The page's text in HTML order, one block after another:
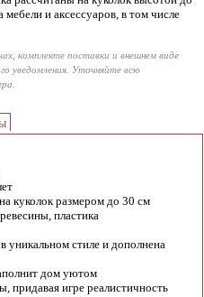
и аксессуаров, в том числе
комплекте поставки и внешнем виде
уведомления. Уточняйте всю
куколок размером до 30 см
пластика
уникальном стиле и дополнена
дом уютом
придавая игре реалистичность